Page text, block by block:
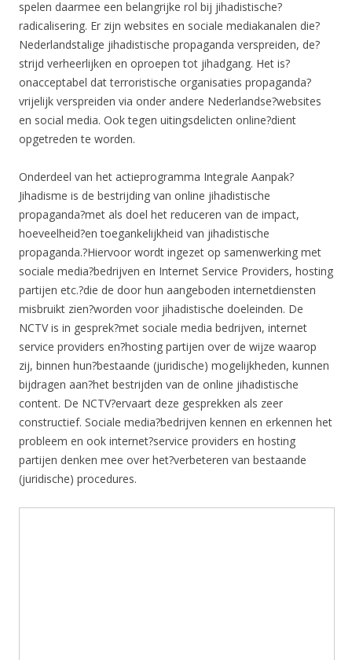
spelen daarmee een belangrijke rol bij jihadistische?
radicalisering. Er zijn websites en sociale mediakanalen die?
Nederlandstalige jihadistische propaganda verspreiden, de?
strijd verheerlijken en oproepen tot jihadgang. Het is?
onacceptabel dat terroristische organisaties propaganda?
vrijelijk verspreiden via onder andere Nederlandse?websites
en social media. Ook tegen uitingsdelicten online?dient
opgetreden te worden.
Onderdeel van het actieprogramma Integrale Aanpak?
Jihadisme is de bestrijding van online jihadistische
propaganda?met als doel het reduceren van de impact,
hoeveelheid?en toegankelijkheid van jihadistische
propaganda.?Hiervoor wordt ingezet op samenwerking met
sociale media?bedrijven en Internet Service Providers, hosting
partijen etc.?die de door hun aangeboden internetdiensten
misbruikt zien?worden voor jihadistische doeleinden. De
NCTV is in gesprek?met sociale media bedrijven, internet
service providers en?hosting partijen over de wijze waarop
zij, binnen hun?bestaande (juridische) mogelijkheden, kunnen
bijdragen aan?het bestrijden van de online jihadistische
content. De NCTV?ervaart deze gesprekken als zeer
constructief. Sociale media?bedrijven kennen en erkennen het
probleem en ook internet?service providers en hosting
partijen denken mee over het?verbeteren van bestaande
(juridische) procedures.